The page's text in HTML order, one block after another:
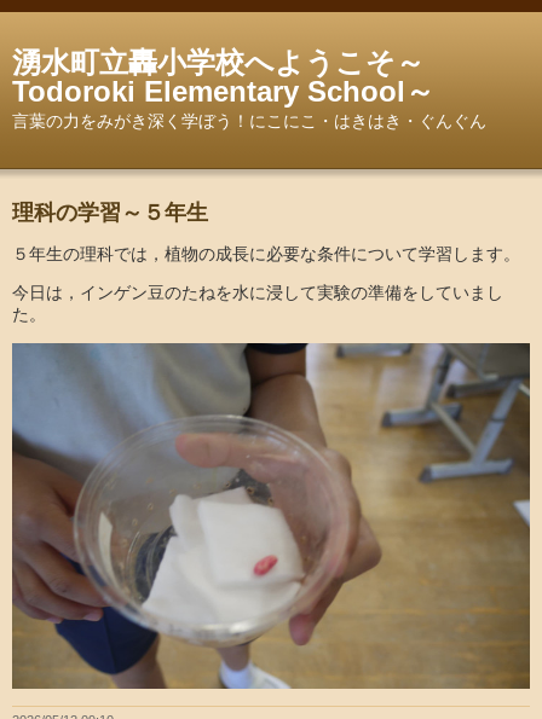
湧水町立轟小学校へようこそ～
Todoroki Elementary School～
言葉の力をみがき深く学ぼう！にこにこ・はきはき・ぐんぐん
理科の学習～５年生
５年生の理科では，植物の成長に必要な条件について学習します。
今日は，インゲン豆のたねを水に浸して実験の準備をしていまし
た。